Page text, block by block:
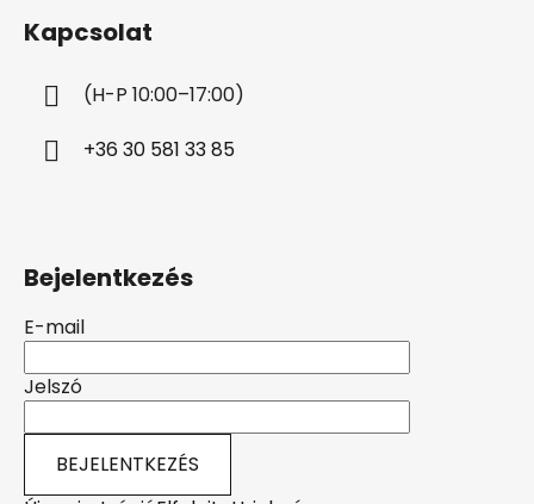
Kapcsolat
(H-P 10:00–17:00)
+36 30 581 33 85
Bejelentkezés
E-mail
Jelszó
BEJELENTKEZÉS